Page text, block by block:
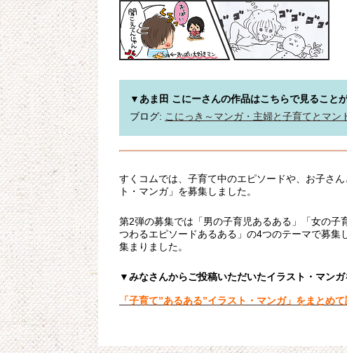
▼あま田 こにーさんの作品はこちらで見ること
ブログ: こにっき～マンガ・主婦と子育てとマン
すくコムでは、子育て中のエピソードや、お子さ
ト・マンガ」を募集しました。
第2弾の募集では「男の子育児あるある」「女の子
つわるエピソードあるある」の4つのテーマで募集
集まりました。
▼みなさんからご投稿いただいたイラスト・マンガ
「子育て”あるある”イラスト・マンガ」をまとめ